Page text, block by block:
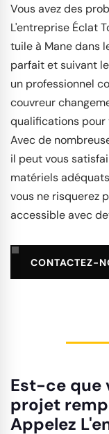
Vous avez des
L'entreprise Éclat
tuile à Mane dans
parfait et suivant
un professionnel
couvreur
qualifications pour
Avec de
il peut vous
matériels
vous ne risquerez
accessible avec
CONTACTEZ-
Est-ce que
projet
Appelez